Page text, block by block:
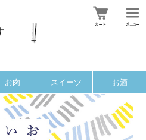
お肉 スイーツ お酒